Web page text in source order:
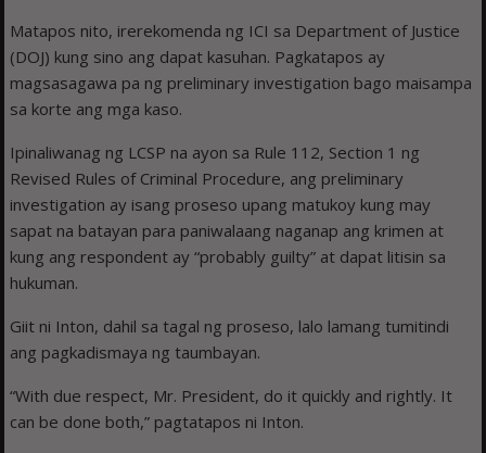
Matapos nito, irerekomenda ng ICI sa Department of Justice
(DOJ) kung sino ang dapat kasuhan. Pagkatapos ay
magsasagawa pa ng preliminary investigation bago maisampa
sa korte ang mga kaso.
Ipinaliwanag ng LCSP na ayon sa Rule 112, Section 1 ng
Revised Rules of Criminal Procedure, ang preliminary
investigation ay isang proseso upang matukoy kung may
sapat na batayan para paniwalaang naganap ang krimen at
kung ang respondent ay “probably guilty” at dapat litisin sa
hukuman.
Giit ni Inton, dahil sa tagal ng proseso, lalo lamang tumitindi
ang pagkadismaya ng taumbayan.
“With due respect, Mr. President, do it quickly and rightly. It
can be done both,” pagtatapos ni Inton.